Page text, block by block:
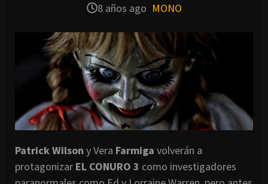
8 años ago MONO
Patrick Wilson y Vera Farmiga volverán a
protagonizar EL CONURO 3 como investigadores